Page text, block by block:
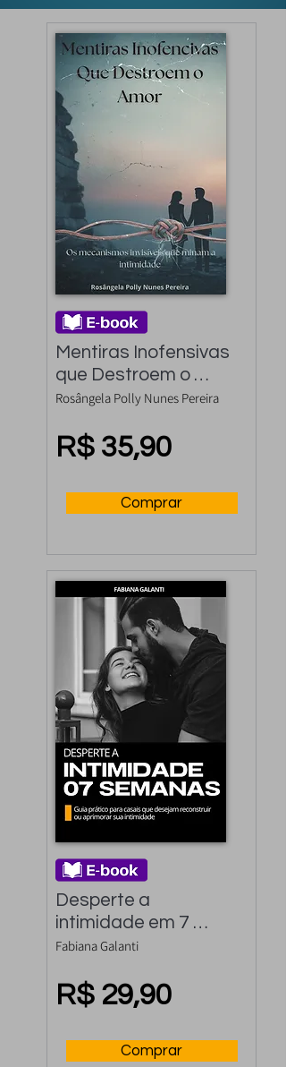
Mentiras Inofensivas
que Destroem o
Amor
Rosângela Polly Nunes Pereira
R$ 35,90
Comprar
Desperte a
intimidade em 7
semanas: Guia
que desejam
reconstruir ou
intimidade.
Fabiana Galanti
R$ 29,90
Comprar